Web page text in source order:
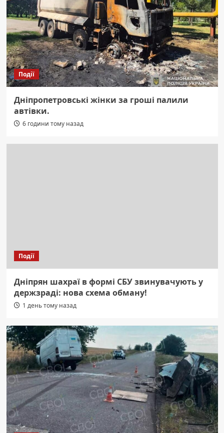
Події
Дніпропетровські жінки за гроші палили
автівки.
6 години тому назад
Події
Дніпрян шахраї в формі СБУ звинувачують у
держзраді: нова схема обману!
1 день тому назад